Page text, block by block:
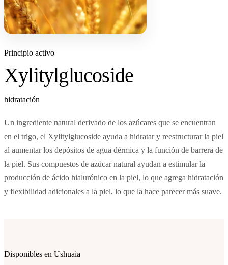
Principio activo
Xylitylglucoside
hidratación
Un ingrediente natural derivado de los azúcares que se encuentran
en el trigo, el Xylitylglucoside ayuda a hidratar y reestructurar la piel
al aumentar los depósitos de agua dérmica y la función de barrera de
la piel. Sus compuestos de azúcar natural ayudan a estimular la
producción de ácido hialurónico en la piel, lo que agrega hidratación
y flexibilidad adicionales a la piel, lo que la hace parecer más suave.
Disponibles en Ushuaia